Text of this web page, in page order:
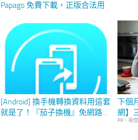
Papago 免費下載，正版合法用
[Android] 換手機轉換資料用這套
就是了！『茄子換機』免網路、
下個
網】
PR・易